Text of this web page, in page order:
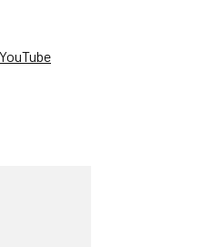
YouTube